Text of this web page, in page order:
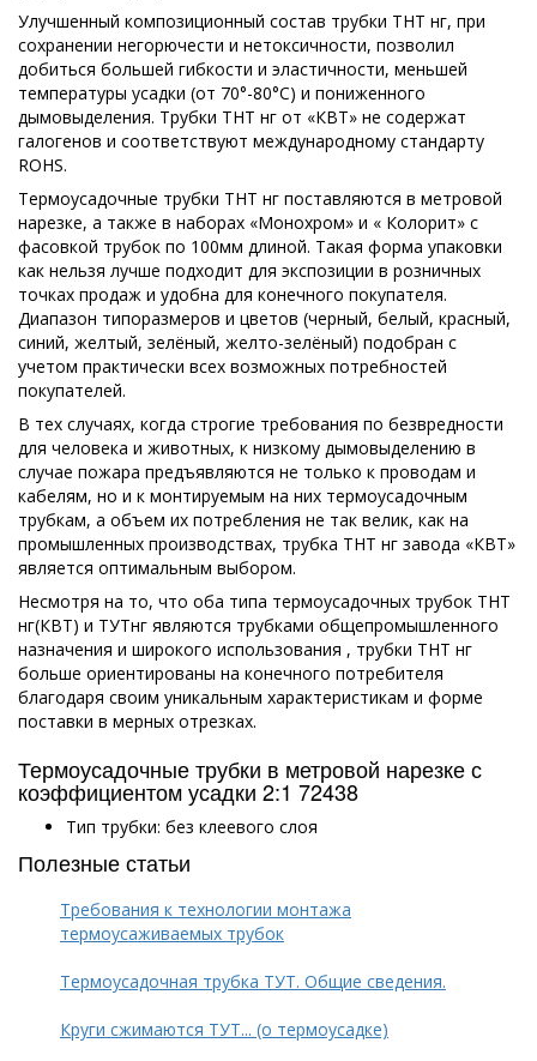
Улучшенный композиционный состав трубки ТНТ нг, при
сохранении негорючести и нетоксичности, позволил
добиться большей гибкости и эластичности, меньшей
температуры усадки (от 70°-80°С) и пониженного
дымовыделения. Трубки ТНТ нг от «КВТ» не содержат
галогенов и соответствуют международному стандарту
ROHS.
Термоусадочные трубки ТНТ нг поставляются в метровой
нарезке, а также в наборах «Монохром» и « Колорит» с
фасовкой трубок по 100мм длиной. Такая форма упаковки
как нельзя лучше подходит для экспозиции в розничных
точках продаж и удобна для конечного покупателя.
Диапазон типоразмеров и цветов (черный, белый, красный,
синий, желтый, зелёный, желто-зелёный) подобран с
учетом практически всех возможных потребностей
покупателей.
В тех случаях, когда строгие требования по безвредности
для человека и животных, к низкому дымовыделению в
случае пожара предъявляются не только к проводам и
кабелям, но и к монтируемым на них термоусадочным
трубкам, а объем их потребления не так велик, как на
промышленных производствах, трубка ТНТ нг завода «КВТ»
является оптимальным выбором.
Несмотря на то, что оба типа термоусадочных трубок ТНТ
нг(КВТ) и ТУТнг являются трубками общепромышленного
назначения и широкого использования , трубки ТНТ нг
больше ориентированы на конечного потребителя
благодаря своим уникальным характеристикам и форме
поставки в мерных отрезках.
Термоусадочные трубки в метровой нарезке с
коэффициентом усадки 2:1 72438
Тип трубки: без клеевого слоя
Полезные статьи
Требования к технологии монтажа
термоусаживаемых трубок
Термоусадочная трубка ТУТ. Общие сведения.
Круги сжимаются ТУТ... (о термоусадке)